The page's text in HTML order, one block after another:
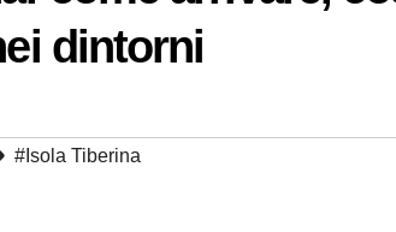
dintorni
#Isola Tiberina